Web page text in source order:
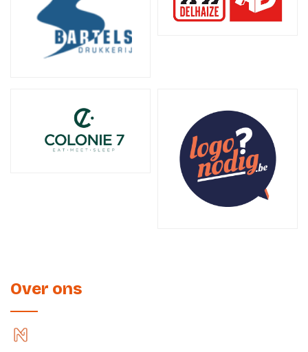
Over ons